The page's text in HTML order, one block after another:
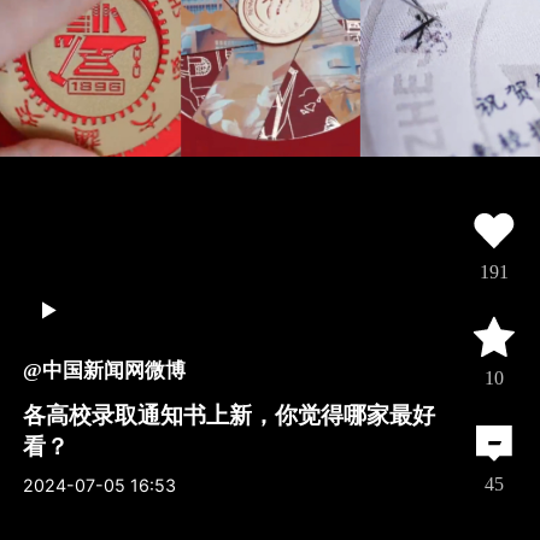
@中国新闻网微博
各高校录取通知书上新，你觉得哪家最好
看？
2024-07-05 16:53
191
10
45